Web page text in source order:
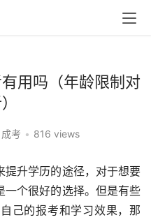
用吗（年龄限制对
成考 • 816 views
提升学历的途径，对于想要
一个很好的选择。但是有些
己的报考和学习效果，那